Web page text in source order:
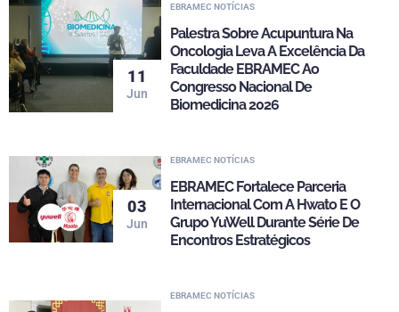
11
Jun
EBRAMEC NOTÍCIAS
Palestra Sobre Acupuntura Na
Oncologia Leva A Excelência Da
Faculdade EBRAMEC Ao
Congresso Nacional De
Biomedicina 2026
03
Jun
EBRAMEC NOTÍCIAS
EBRAMEC Fortalece Parceria
Internacional Com A Hwato E O
Grupo YuWell Durante Série De
Encontros Estratégicos
EBRAMEC NOTÍCIAS